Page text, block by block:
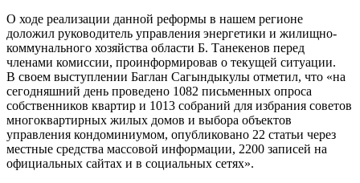
О ходе реализации данной реформы в нашем регионе
доложил руководитель управления энергетики и жилищно-
коммунального хозяйства области Б. Танекенов перед
членами комиссии, проинформировав о текущей ситуации.
В своем выступлении Баглан Сагындыкулы отметил, что «на
сегодняшний день проведено 1082 письменных опроса
собственников квартир и 1013 собраний для избрания советов
многоквартирных жилых домов и выбора объектов
управления кондоминиумом, опубликовано 22 статьи через
местные средства массовой информации, 2200 записей на
официальных сайтах и в социальных сетях».